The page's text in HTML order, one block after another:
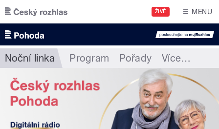
Přejít k hlavnímu obsahu
ŽIVĚ MENU
Noční linka Program Pořady Více…